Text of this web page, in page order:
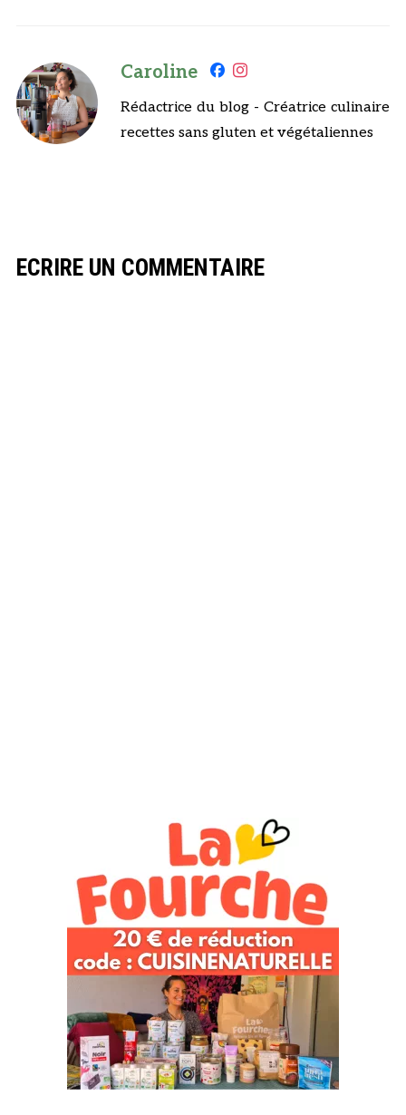
Caroline
Rédactrice du blog - Créatrice culinaire
recettes sans gluten et végétaliennes
ECRIRE UN COMMENTAIRE